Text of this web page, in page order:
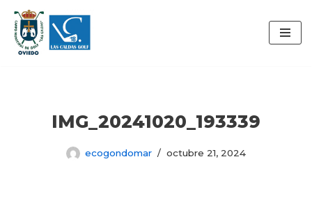
Saltar
al
IMG_20241020_193339
ecogondomar octubre 21, 2024